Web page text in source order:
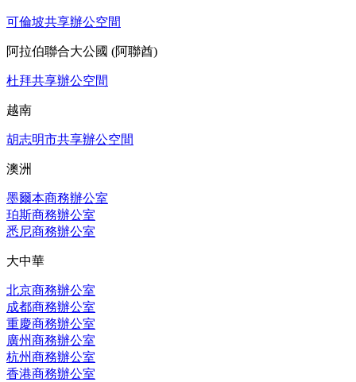
可倫坡共享辦公空間
阿拉伯聯合大公國 (阿聯酋)
杜拜共享辦公空間
越南
胡志明市共享辦公空間
澳洲
墨爾本商務辦公室
珀斯商務辦公室
悉尼商務辦公室
大中華
北京商務辦公室
成都商務辦公室
重慶商務辦公室
廣州商務辦公室
杭州商務辦公室
香港商務辦公室